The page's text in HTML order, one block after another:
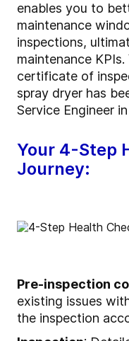
enables you to
maintenance
inspections,
maintenance
certificate of
spray dryer has
Service Engineer
Your 4-Step
Journey:
Pre-inspection
existing issues
the inspection